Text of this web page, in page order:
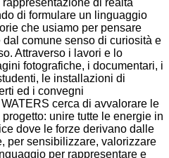
di realtà
di formulare un linguaggio
che usiamo per pensare
comune senso di curiosità e
Attraverso i lavori e lo
fotografiche, i documentari, i
le installazioni di
ed i convegni
cerca di avvalorare le
unire tutte le energie in
dove le forze derivano dalle
per sensibilizzare, valorizzare
per rappresentare e